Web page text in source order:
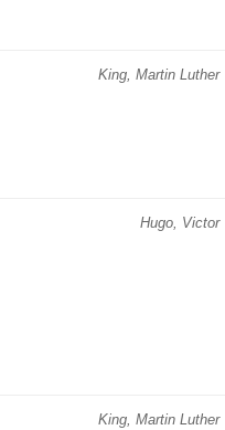
King, Martin Luther
Hugo, Victor
King, Martin Luther